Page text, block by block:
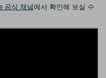
공식 채널에서 확인해 보실 수